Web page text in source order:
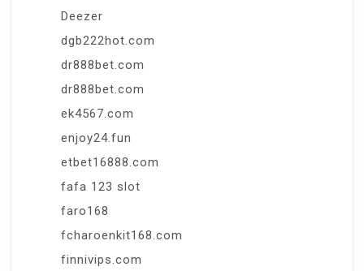
Deezer
dgb222hot.com
dr888bet.com
dr888bet.com
ek4567.com
enjoy24.fun
etbet16888.com
fafa 123 slot
faro168
fcharoenkit168.com
finnivips.com